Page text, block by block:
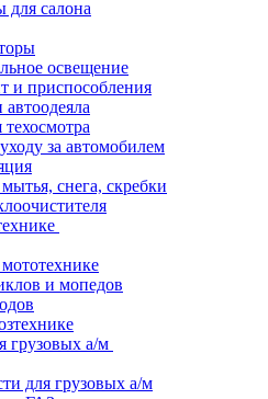
для салона
освещение
и приспособления
за автомобилем
снега, скребки
и мопедов
грузовых а/м
для грузовых а/м